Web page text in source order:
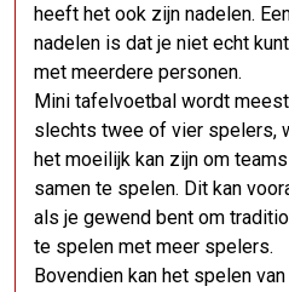
heeft het ook zijn nadelen.
nadelen is dat je niet echt
met meerdere personen.
Mini tafelvoetbal wordt
slechts twee of vier spelers,
het moeilijk kan zijn om
samen te spelen. Dit kan
als je gewend bent om
te spelen met meer spelers.
Bovendien kan het spelen